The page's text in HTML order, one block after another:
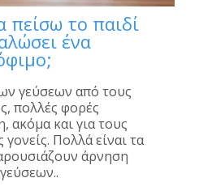
το παιδί
ένα
γεύσεων από τους
πολλές φορές
ακόμα και για τους
Πολλά είναι τα
άρνηση